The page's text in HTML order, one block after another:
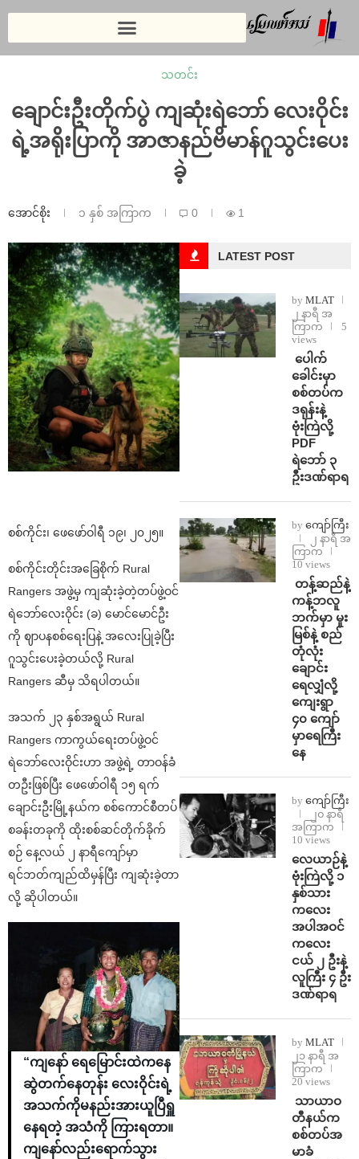
သတင်း
ချောင်းဦးတိုက်ပွဲ ကျဆုံးရဲဘော် လေးဝိုင်း
ရဲ့အရိုးပြာကို အာဇာနည်ဗိမာန်ဂူသွင်းပေး
ခဲ့
အောင်စိုး ၁ နှစ် အကြာက 0 1
စစ်ကိုင်း၊ ဖေဖော်ဝါရီ ၁၉၊ ၂၀၂၅။
စစ်ကိုင်းတိုင်းအခြေစိုက် Rural
Rangers အဖွဲ့မှ ကျဆုံးခဲ့တဲ့တပ်ဖွဲ့ဝင်
ရဲဘော်လေးဝိုင်း (ခ) မောင်မောင်ဦး
ကို ဈာပနစစ်ရေးပြနဲ့ အလေးပြုခဲ့ပြီး
ဂူသွင်းပေးခဲ့တယ်လို့ Rural
Rangers ဆီမှ သိရပါတယ်။
အသက် ၂၃ နှစ်အရွယ် Rural
Rangers ကာကွယ်ရေးတပ်ဖွဲ့ဝင်
ရဲဘော်လေးဝိုင်းဟာ အဖွဲ့ရဲ့ တာဝန်ခံ
တဦးဖြစ်ပြီး ဖေဖော်ဝါရီ ၁၅ ရက်
ချောင်းဦးမြို့နယ်က စစ်ကောင်စီတပ်
စခန်းတခုကို ထိုးစစ်ဆင်တိုက်ခိုက်
စဉ် နေ့လယ် ၂ နာရီကျော်မှာ
ရင်ဘတ်ကျည်ထိမှန်ပြီး ကျဆုံးခဲ့တာ
လို့ ဆိုပါတယ်။
“ကျနော် ရေမြောင်းထဲကနေ
ဆွဲတက်နေတုန်း လေးဝိုင်းရဲ့
အသက်ကိုမနည်းအားယူပြီရှူ
နေရတဲ့ အသံကို ကြားရတာ။
ကျနော်လည်းရောက်သွား
LATEST POST
by MLAT
၂ နာရီ အ
ကြာက
5
views
⁩ ⁨ပေါက်
ခေါင်းမှာ
စစ်တပ်က
ဒရုန်းနဲ့
ဗုံးကြဲလို့
PDF
ရဲဘော် ၃
ဦးဒဏ်ရာရ
by ကျော်ကြီး
၂ နာရီ အ
ကြာက
10 views
⁩ ⁨တန့်ဆည်နဲ့
ကန့်ဘလူ
ဘက်မှာ မူး
မြစ်နဲ့ စည်
တုံလုံး
ချောင်း
ရေလျှံလို့
ကျေးရွာ
၄၀ ကျော်
မှာရေကြီး
နေ
by ကျော်ကြီး
၂၀ နာရီ
အကြာက
10 views
⁨လေယာဉ်နဲ့
ဗုံးကြဲလို့ ၁
နှစ်သား
ကလေး
အပါအဝင်
ကလေး
ငယ် ၂ ဦးနဲ့
လူကြီး ၄ ဦး
ဒဏ်ရာရ
by MLAT
၂၁ နာရီ အ
ကြာက
20 views
⁩ ⁨သာယာဝ
တီနယ်က
စစ်တပ်အ
မာခံ